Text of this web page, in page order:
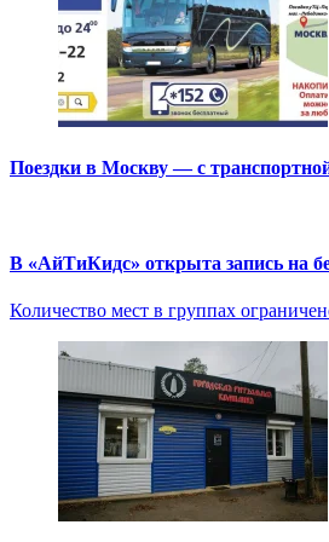
Поездки в Москву — с
В «АйТиКидс» открыта запись на
Количество мест в группах